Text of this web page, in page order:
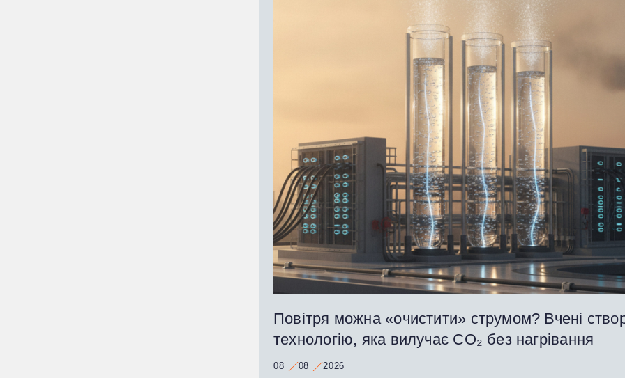
Повітря можна «очистити» струмом? Вчені
технологію, яка вилучає CO₂ без нагрівання
08 08 2026